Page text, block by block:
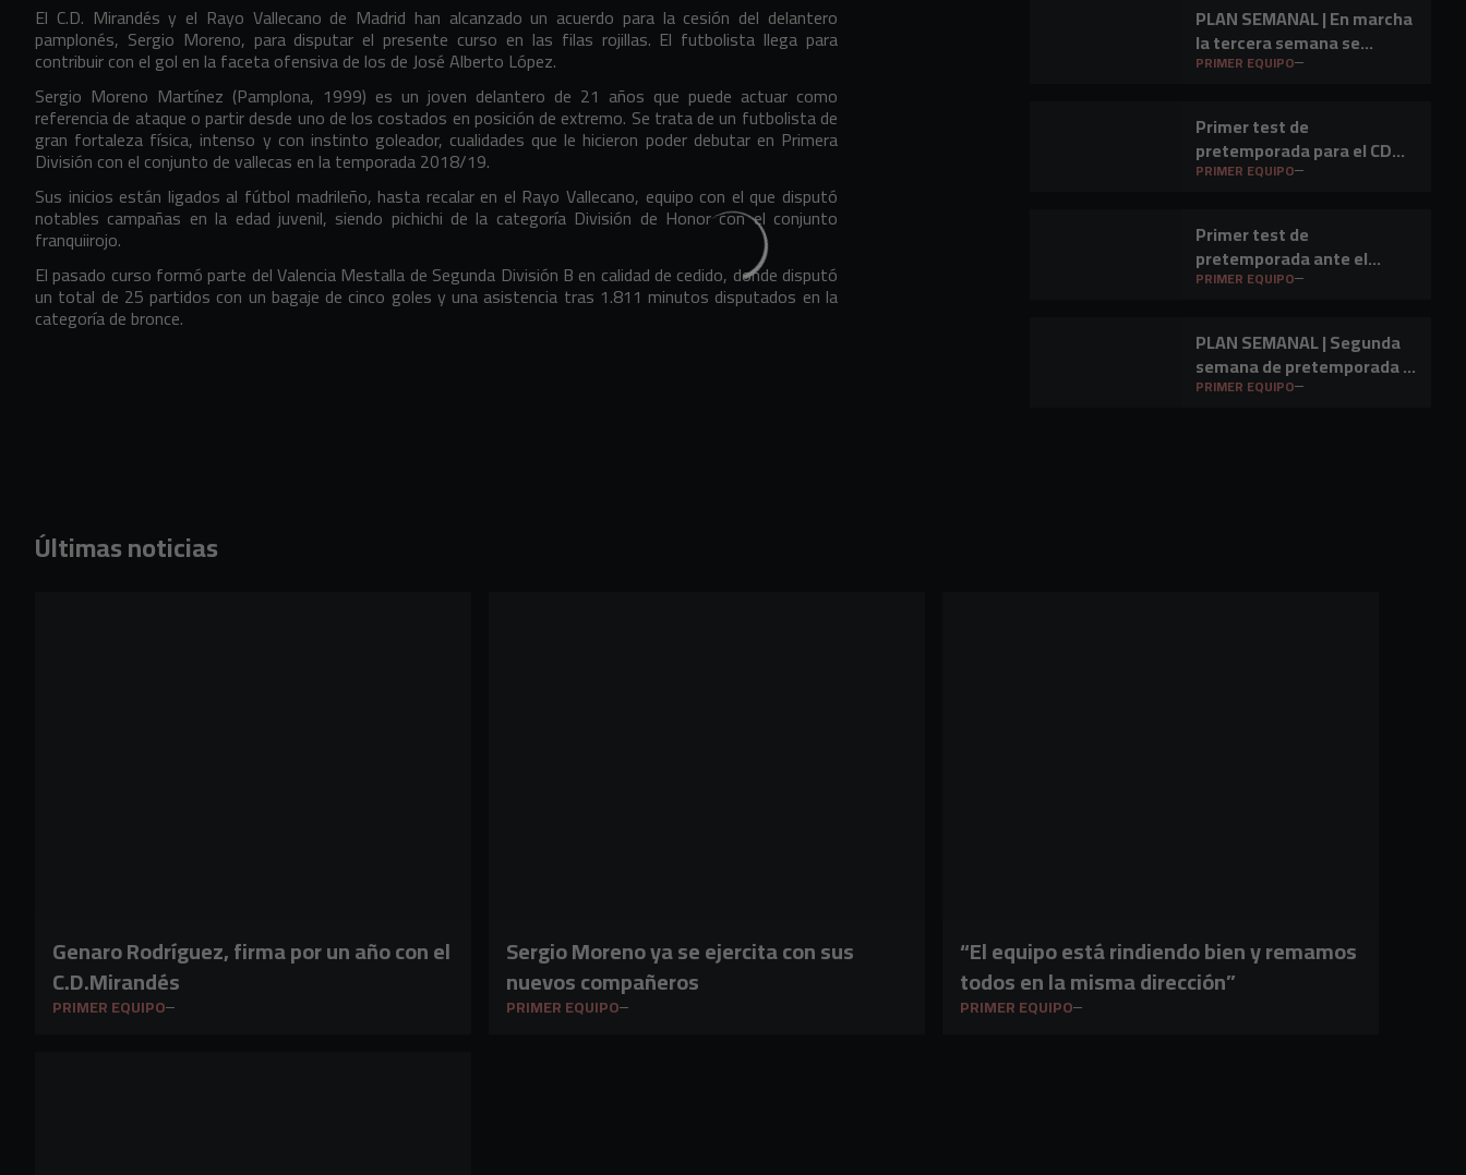
El C.D. Mirandés y el Rayo Vallecano de Madrid han alcanzado un acuerdo para la cesión del delantero
pamplonés, Sergio Moreno, para disputar el presente curso en las filas rojillas. El futbolista llega para
contribuir con el gol en la faceta ofensiva de los de José Alberto López.
Sergio Moreno Martínez (Pamplona, 1999) es un joven delantero de 21 años que puede actuar como
referencia de ataque o partir desde uno de los costados en posición de extremo. Se trata de un futbolista de
gran fortaleza física, intenso y con instinto goleador, cualidades que le hicieron poder debutar en Primera
División con el conjunto de vallecas en la temporada 2018/19.
Sus inicios están ligados al fútbol madrileño, hasta recalar en el Rayo Vallecano, equipo con el que disputó
notables campañas en la edad juvenil, siendo pichichi de la categoría División de Honor con el conjunto
franquiirojo.
El pasado curso formó parte del Valencia Mestalla de Segunda División B en calidad de cedido, donde disputó
un total de 25 partidos con un bagaje de cinco goles y una asistencia tras 1.811 minutos disputados en la
categoría de bronce.
PLAN SEMANAL | En marcha
la tercera semana se
preparación
PRIMER EQUIPO
Primer test de
pretemporada para el CD
Mirandés en Lasesarre
PRIMER EQUIPO
Primer test de
pretemporada ante el
Barakaldo CF
PRIMER EQUIPO
PLAN SEMANAL | Segunda
semana de pretemporada y
primer amistoso a la vista
PRIMER EQUIPO
Últimas noticias
Genaro Rodríguez, firma por un año con el
C.D.Mirandés
PRIMER EQUIPO
Sergio Moreno ya se ejercita con sus
nuevos compañeros
PRIMER EQUIPO
“El equipo está rindiendo bien y remamos
todos en la misma dirección”
PRIMER EQUIPO